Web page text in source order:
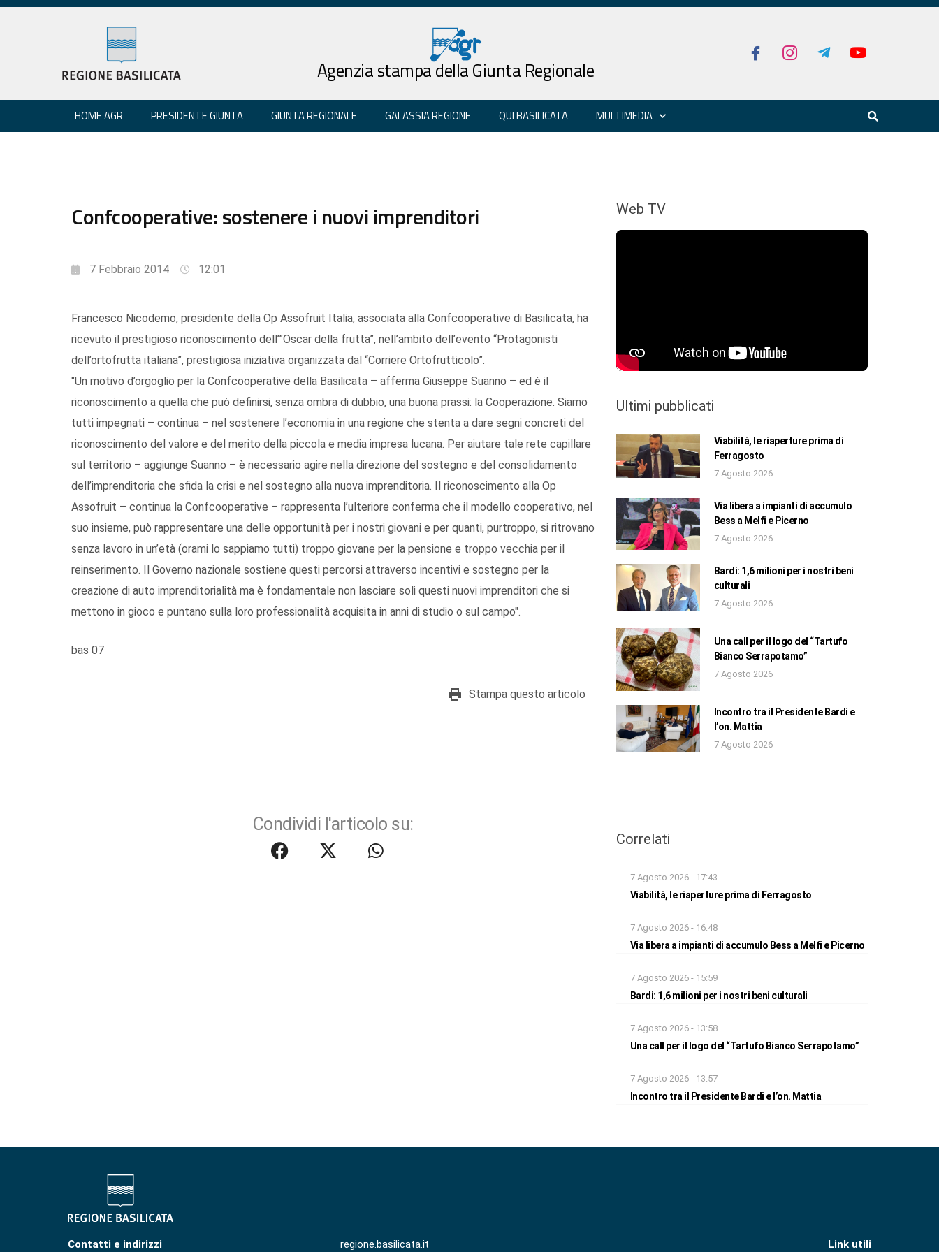
Agenzia stampa della Giunta Regionale
HOME AGR PRESIDENTE GIUNTA GIUNTA REGIONALE GALASSIA REGIONE QUI BASILICATA MULTIMEDIA
Confcooperative: sostenere i nuovi imprenditori
7 Febbraio 2014 12:01
Francesco Nicodemo, presidente della Op Assofruit Italia, associata alla Confcooperative di Basilicata, ha
ricevuto il prestigioso riconoscimento dell’”Oscar della frutta”, nell’ambito dell’evento “Protagonisti
dell’ortofrutta italiana”, prestigiosa iniziativa organizzata dal “Corriere Ortofrutticolo”.
"Un motivo d’orgoglio per la Confcooperative della Basilicata – afferma Giuseppe Suanno – ed è il
riconoscimento a quella che può definirsi, senza ombra di dubbio, una buona prassi: la Cooperazione. Siamo
tutti impegnati – continua – nel sostenere l’economia in una regione che stenta a dare segni concreti del
riconoscimento del valore e del merito della piccola e media impresa lucana. Per aiutare tale rete capillare
sul territorio – aggiunge Suanno – è necessario agire nella direzione del sostegno e del consolidamento
dell’imprenditoria che sfida la crisi e nel sostegno alla nuova imprenditoria. Il riconoscimento alla Op
Assofruit – continua la Confcooperative – rappresenta l’ulteriore conferma che il modello cooperativo, nel
suo insieme, può rappresentare una delle opportunità per i nostri giovani e per quanti, purtroppo, si ritrovano
senza lavoro in un’età (orami lo sappiamo tutti) troppo giovane per la pensione e troppo vecchia per il
reinserimento. Il Governo nazionale sostiene questi percorsi attraverso incentivi e sostegno per la
creazione di auto imprenditorialità ma è fondamentale non lasciare soli questi nuovi imprenditori che si
mettono in gioco e puntano sulla loro professionalità acquisita in anni di studio o sul campo".
bas 07
Stampa questo articolo
Condividi l'articolo su:
Web TV
Ultimi pubblicati
Viabilità, le riaperture prima di
Ferragosto
7 Agosto 2026
Via libera a impianti di accumulo
Bess a Melfi e Picerno
7 Agosto 2026
Bardi: 1,6 milioni per i nostri beni
culturali
7 Agosto 2026
Una call per il logo del “Tartufo
Bianco Serrapotamo”
7 Agosto 2026
Incontro tra il Presidente Bardi e
l’on. Mattia
7 Agosto 2026
Correlati
7 Agosto 2026 - 17:43
Viabilità, le riaperture prima di Ferragosto
7 Agosto 2026 - 16:48
Via libera a impianti di accumulo Bess a Melfi e Picerno
7 Agosto 2026 - 15:59
Bardi: 1,6 milioni per i nostri beni culturali
7 Agosto 2026 - 13:58
Una call per il logo del “Tartufo Bianco Serrapotamo”
7 Agosto 2026 - 13:57
Incontro tra il Presidente Bardi e l’on. Mattia
Contatti e indirizzi regione.basilicata.it Link utili